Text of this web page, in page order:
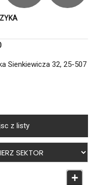
Sienkiewicza 32, 25-507
z listy
+